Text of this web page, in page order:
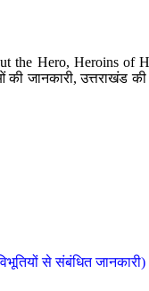
the Hero, Heroins of
जानकारी, उत्तराखंड
से संबंधित जानकारी)